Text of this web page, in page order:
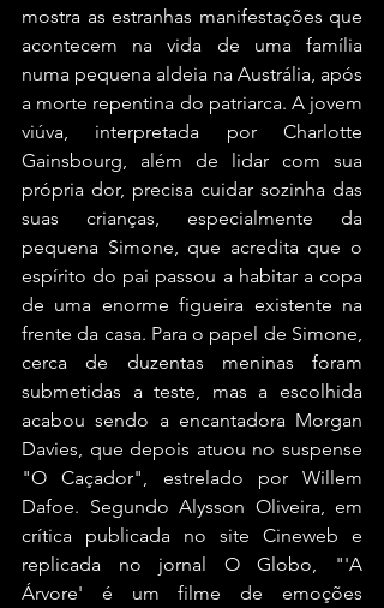
mostra as estranhas manifestações que
acontecem na vida de uma família
numa pequena aldeia na Austrália, após
a morte repentina do patriarca. A jovem
viúva, interpretada por Charlotte
Gainsbourg, além de lidar com sua
própria dor, precisa cuidar sozinha das
suas crianças, especialmente da
pequena Simone, que acredita que o
espírito do pai passou a habitar a copa
de uma enorme figueira existente na
frente da casa. Para o papel de Simone,
cerca de duzentas meninas foram
submetidas a teste, mas a escolhida
acabou sendo a encantadora Morgan
Davies, que depois atuou no suspense
"O Caçador", estrelado por Willem
Dafoe. Segundo Alysson Oliveira, em
crítica publicada no site Cineweb e
replicada no jornal O Globo, "'A
Árvore' é um filme de emoções